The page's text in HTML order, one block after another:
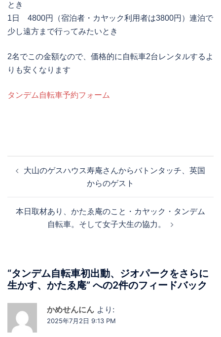
とき
1日 4800円（宿泊者・カヤック利用者は3800円）連泊で
少し遠方まで行ってみたいとき
2名でこの金額なので、価格的に自転車2台レンタルするよ
りも安くなります
タンデム自転車予約フォーム
稿
ゲ
ン
大山のゲスハウス寿庵さんからバトンタッチ、英国
からのゲスト
本日取材あり、かたゑ庵のこと・カヤック・タンデム
自転車。そして女子大生の協力。
“タンデム自転車初出動、ジオパークをさらに
生かす、かたゑ庵” への2件のフィードバック
かめせんにん より:
2025年7月2日 9:13 PM